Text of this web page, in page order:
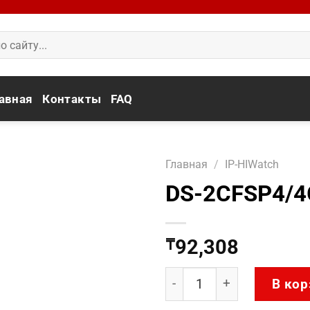
Контакты FAQ
Главная / IP-HIWatch
DS-2CFSP4/
₸92,308
Количество товара DS-
В